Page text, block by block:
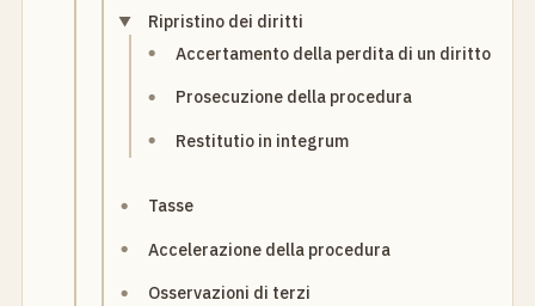
Ripristino dei diritti
Accertamento della perdita di un diritto
Prosecuzione della procedura
Restitutio in integrum
Tasse
Accelerazione della procedura
Osservazioni di terzi